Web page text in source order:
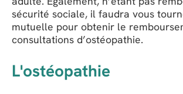
sécurité sociale, il faudra vous
mutuelle pour obtenir le
consultations d’ostéopathie.
L'ostéopathie